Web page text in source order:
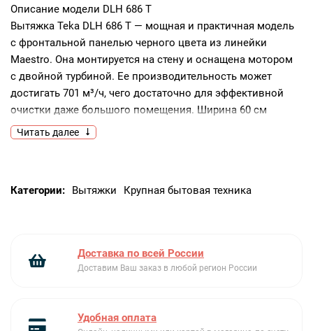
Описание модели DLH 686 T
Вытяжка Teka DLH 686 T — мощная и практичная модель
с фронтальной панелью черного цвета из линейки
Maestro. Она монтируется на стену и оснащена мотором
с двойной турбиной. Ее производительность может
достигать 701 м³/ч, чего достаточно для эффективной
очистки даже большого помещения. Ширина 60 см
является классической и подходит для большинства
варочных панелей и плит
жира и пищи, поднимающиеся в воздух при готовке,
Вытяжка Тека DLH 686 T может работать как в режиме
отвода, с подключением к вентиляции, так и без него —
и периодически его менять. Индикатор загрязнения
Читать далее
Категории: Вытяжки Крупная бытовая техника
Доставка по всей России
Доставим Ваш заказ в любой регион России
Удобная оплата